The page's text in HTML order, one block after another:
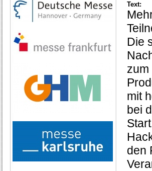
Text:
Die
zum
mit
bei
den